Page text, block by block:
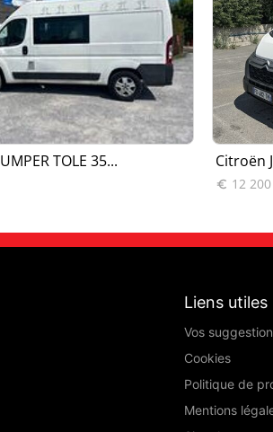
TOLE 35... Citroën
 12 200
Liens utiles
Vos
Cookies
Politique de
Mentions